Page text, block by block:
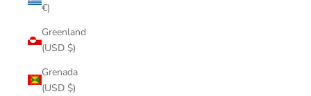
€)
Greenland
(USD $)
Grenada
(USD $)